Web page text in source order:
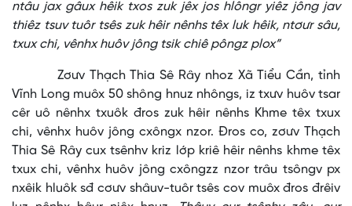
ntâu jax gâux hêik txos zuk jêx jos hlôngr yiêz jông jav
thiêz tsuv tuôr tsês zuk hêir nênhs têx luk hêik, ntơưr sâu,
txux chi, vênhx huôv jông tsik chiê pôngz plox”
Zơưv Thạch Thia Sê Rây nhoz Xã Tiểu Cần, tỉnh
Vĩnh Long muôx 50 shông hnuz nhôngs, iz txưv huôv tsar
cêr uô nênhx txuôk đros zuk hêir nênhs Khme têx txux
chi, vênhx huôv jông cxôngx nzor. Đros co, zơưv Thạch
Thia Sê Rây cux tsênhv kriz lớp kriê hêir nênhs khme têx
txux chi, vênhx huôv jông cxôngzz nzor trâu tsôngv px
nxêik hluôk sđ cơưv shâuv-tuôr tsês cov muôx đros đrêiv